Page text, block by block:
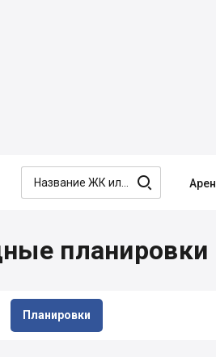

Планировки